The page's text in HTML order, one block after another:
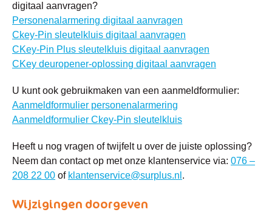
digitaal aanvragen?
Personenalarmering digitaal aanvragen
Ckey-Pin sleutelkluis digitaal aanvragen
CKey-Pin Plus sleutelkluis digitaal aanvragen
CKey deuropener-oplossing digitaal aanvragen
U kunt ook gebruikmaken van een aanmeldformulier:
Aanmeldformulier personenalarmering
Aanmeldformulier Ckey-Pin sleutelkluis
Heeft u nog vragen of twijfelt u over de juiste oplossing?
Neem dan contact op met onze klantenservice via: 076 –
208 22 00 of klantenservice@surplus.nl .
Wijzigingen doorgeven